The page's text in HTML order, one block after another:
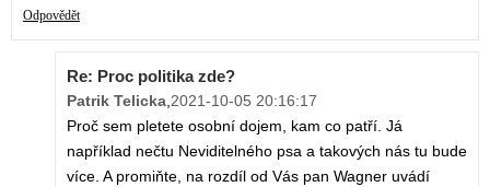
Odpovědět
Re: Proc politika zde?
Patrik Telicka,2021-10-05 20:16:17
Proč sem pletete osobní dojem, kam co patří. Já
například nečtu Neviditelného psa a takových nás tu bude
více. A promiňte, na rozdíl od Vás pan Wagner uvádí